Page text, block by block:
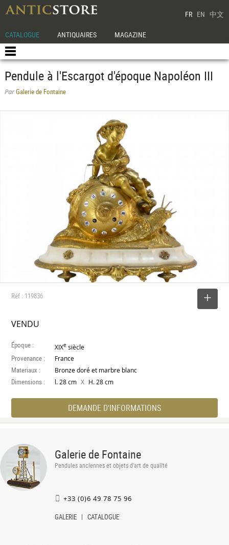
FR EN 中文
CATALOGUE ANTIQUAIRES MAGAZINE
Pendule à l'Escargot d'époque Napoléon III
ParGalerie de Fontaine
Réf : 119836
VENDU
Époque : XIXe siècle
Provenance : France
Materiaux : Bronze doré et marbre blanc
Dimensions : l. 28 cm X H. 28 cm
DEMANDE D'INFORMATIONS
Galerie de Fontaine
Pendules anciennes et objets d'art de qualité
+33 (0)6 49 78 75 96
GALERIE CATALOGUE